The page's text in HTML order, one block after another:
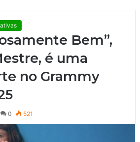
Bem”,
é uma
no Grammy
0 521